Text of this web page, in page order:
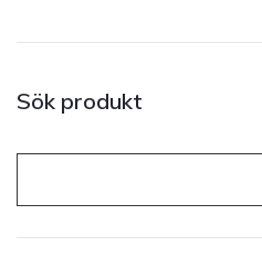
Sök produkt